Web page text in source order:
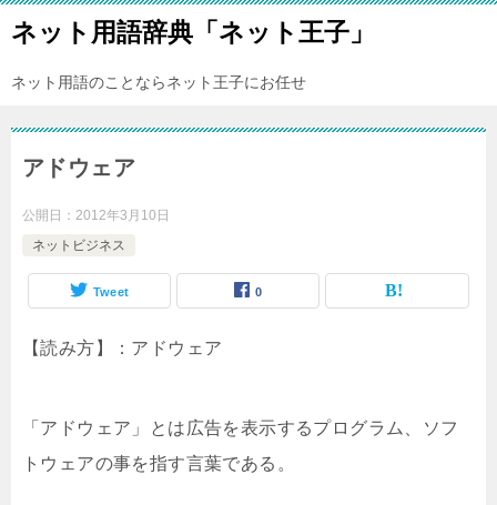
ネット用語辞典「ネット王子」
ネット用語のことならネット王子にお任せ
アドウェア
公開日： 2012年3月10日
ネットビジネス
Tweet 0
【読み方】：アドウェア
「アドウェア」とは広告を表示するプログラム、ソフ
トウェアの事を指す言葉である。